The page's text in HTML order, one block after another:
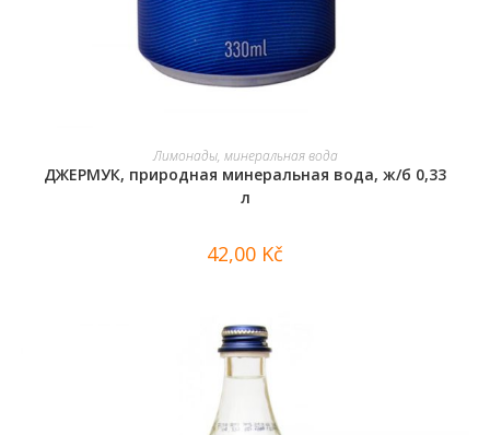
В КОРЗИНУ
Лимонады, минеральная вода
ДЖЕРМУК, природная минеральная вода, ж/б 0,33
л
42,00 Kč